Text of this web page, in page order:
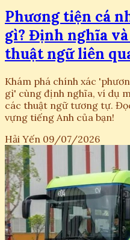
Phương tiện cá
gì? Định nghĩa
thuật ngữ liên
Khám phá chính xác
gì' cùng định nghĩa, ví dụ
các thuật ngữ tương tự.
vựng tiếng Anh của bạn!
Hải Yến 09/07/2026